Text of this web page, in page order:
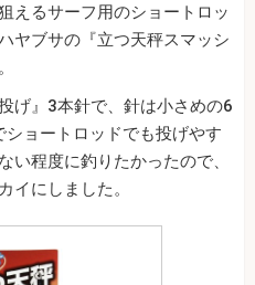
えるサーフ用のショートロッ
ヤブサの『立つ天秤スマッシ
げ』3本針で、針は小さめの6
ョートロッドでも投げやす
い程度に釣りたかったので、
イにしました。